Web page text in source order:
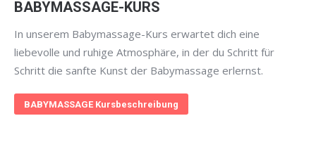
BABYMASSAGE-KURS
In unserem Babymassage-Kurs erwartet dich eine
liebevolle und ruhige Atmosphäre, in der du Schritt für
Schritt die sanfte Kunst der Babymassage erlernst.
BABYMASSAGE Kursbeschreibung